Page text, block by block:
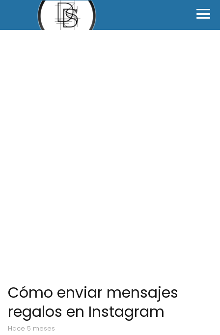
Cómo enviar mensajes
regalos en Instagram
hace 5 meses